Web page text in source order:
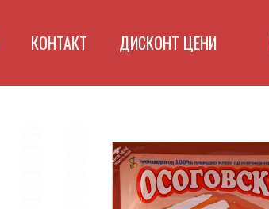
КОНТАКТ ДИСКОНТ ЦЕНИ